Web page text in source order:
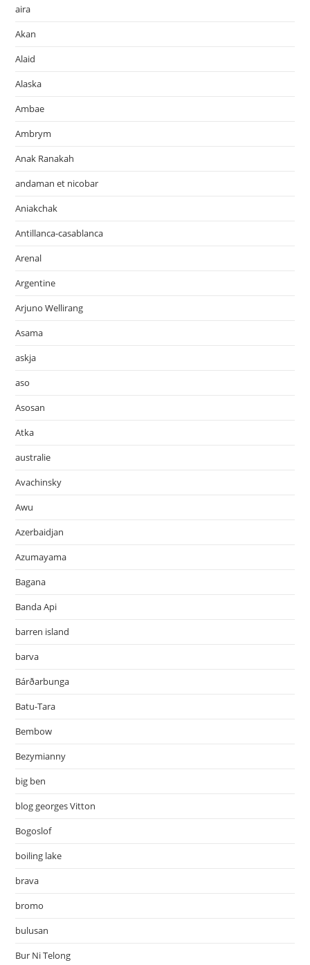
aira
Akan
Alaid
Alaska
Ambae
Ambrym
Anak Ranakah
andaman et nicobar
Aniakchak
Antillanca-casablanca
Arenal
Argentine
Arjuno Wellirang
Asama
askja
aso
Asosan
Atka
australie
Avachinsky
Awu
Azerbaidjan
Azumayama
Bagana
Banda Api
barren island
barva
Bárðarbunga
Batu-Tara
Bembow
Bezymianny
big ben
blog georges Vitton
Bogoslof
boiling lake
brava
bromo
bulusan
Bur Ni Telong